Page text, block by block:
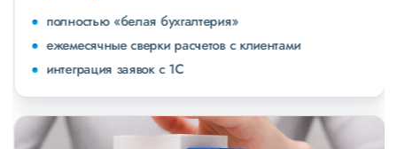
полностью «белая бухгалтерия»
ежемесячные сверки расчетов с клиентами
интеграция заявок с 1С